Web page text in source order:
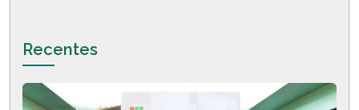
Recentes